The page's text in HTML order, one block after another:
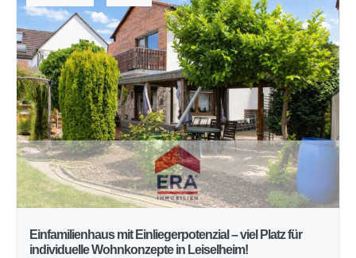
Einfamilienhaus mit Einliegerpotenzial – viel Platz für
individuelle Wohnkonzepte in Leiselheim!